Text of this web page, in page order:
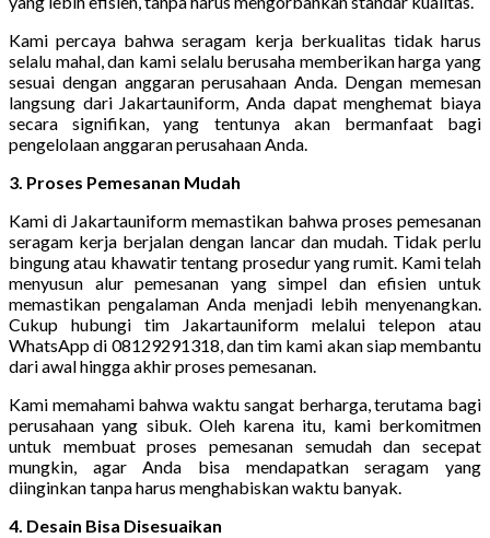
Kami percaya bahwa seragam kerja berkualitas tidak harus
selalu mahal, dan kami selalu berusaha memberikan harga yang
sesuai dengan anggaran perusahaan Anda. Dengan memesan
langsung dari Jakartauniform, Anda dapat menghemat biaya
secara signifikan, yang tentunya akan bermanfaat bagi
pengelolaan anggaran perusahaan Anda.
3. Proses Pemesanan Mudah
Kami di Jakartauniform memastikan bahwa proses pemesanan
seragam kerja berjalan dengan lancar dan mudah. Tidak perlu
bingung atau khawatir tentang prosedur yang rumit. Kami telah
menyusun alur pemesanan yang simpel dan efisien untuk
memastikan pengalaman Anda menjadi lebih menyenangkan.
Cukup hubungi tim Jakartauniform melalui telepon atau
WhatsApp di 08129291318, dan tim kami akan siap membantu
dari awal hingga akhir proses pemesanan.
Kami memahami bahwa waktu sangat berharga, terutama bagi
perusahaan yang sibuk. Oleh karena itu, kami berkomitmen
untuk membuat proses pemesanan semudah dan secepat
mungkin, agar Anda bisa mendapatkan seragam yang
diinginkan tanpa harus menghabiskan waktu banyak.
4. Desain Bisa Disesuaikan